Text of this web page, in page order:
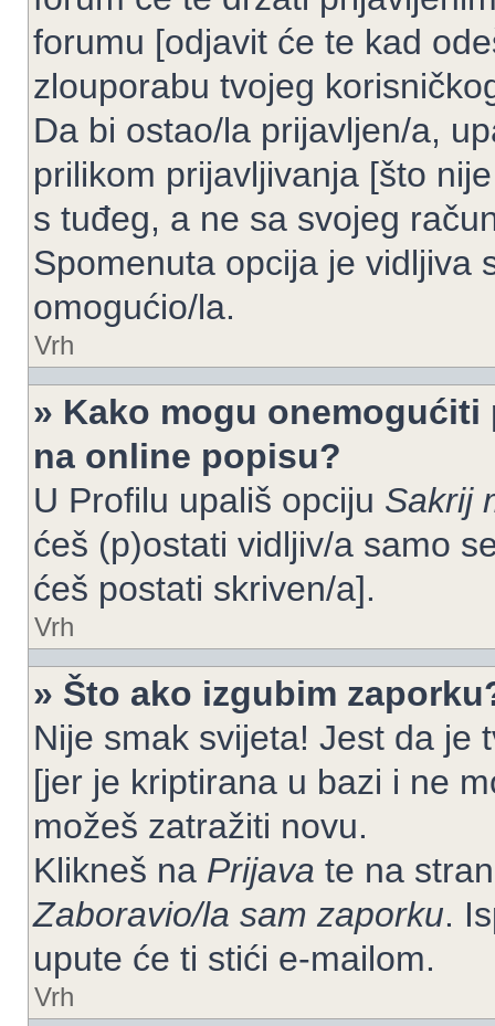
forumu [odjavit će te kad
zlouporabu tvojeg
Da bi ostao/la prijavljen/a,
prilikom prijavljivanja [što
s tuđeg, a ne sa svojeg
Spomenuta opcija je vidljiva
omogućio/la.
Vrh
» Kako mogu
na online popisu?
U Profilu upališ opciju Sakrij
ćeš (p)ostati vidljiv/a samo
ćeš postati skriven/a].
Vrh
» Što ako izgubim
Nije smak svijeta! Jest da je
[jer je kriptirana u bazi i ne
možeš zatražiti novu.
Klikneš na Prijava te na
Zaboravio/la sam zaporku.
upute će ti stići e-mailom.
Vrh